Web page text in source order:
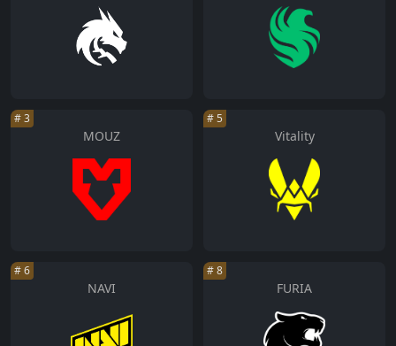
#3
MOUZ
#5
Vitality
#6
NAVI
#8
FURIA